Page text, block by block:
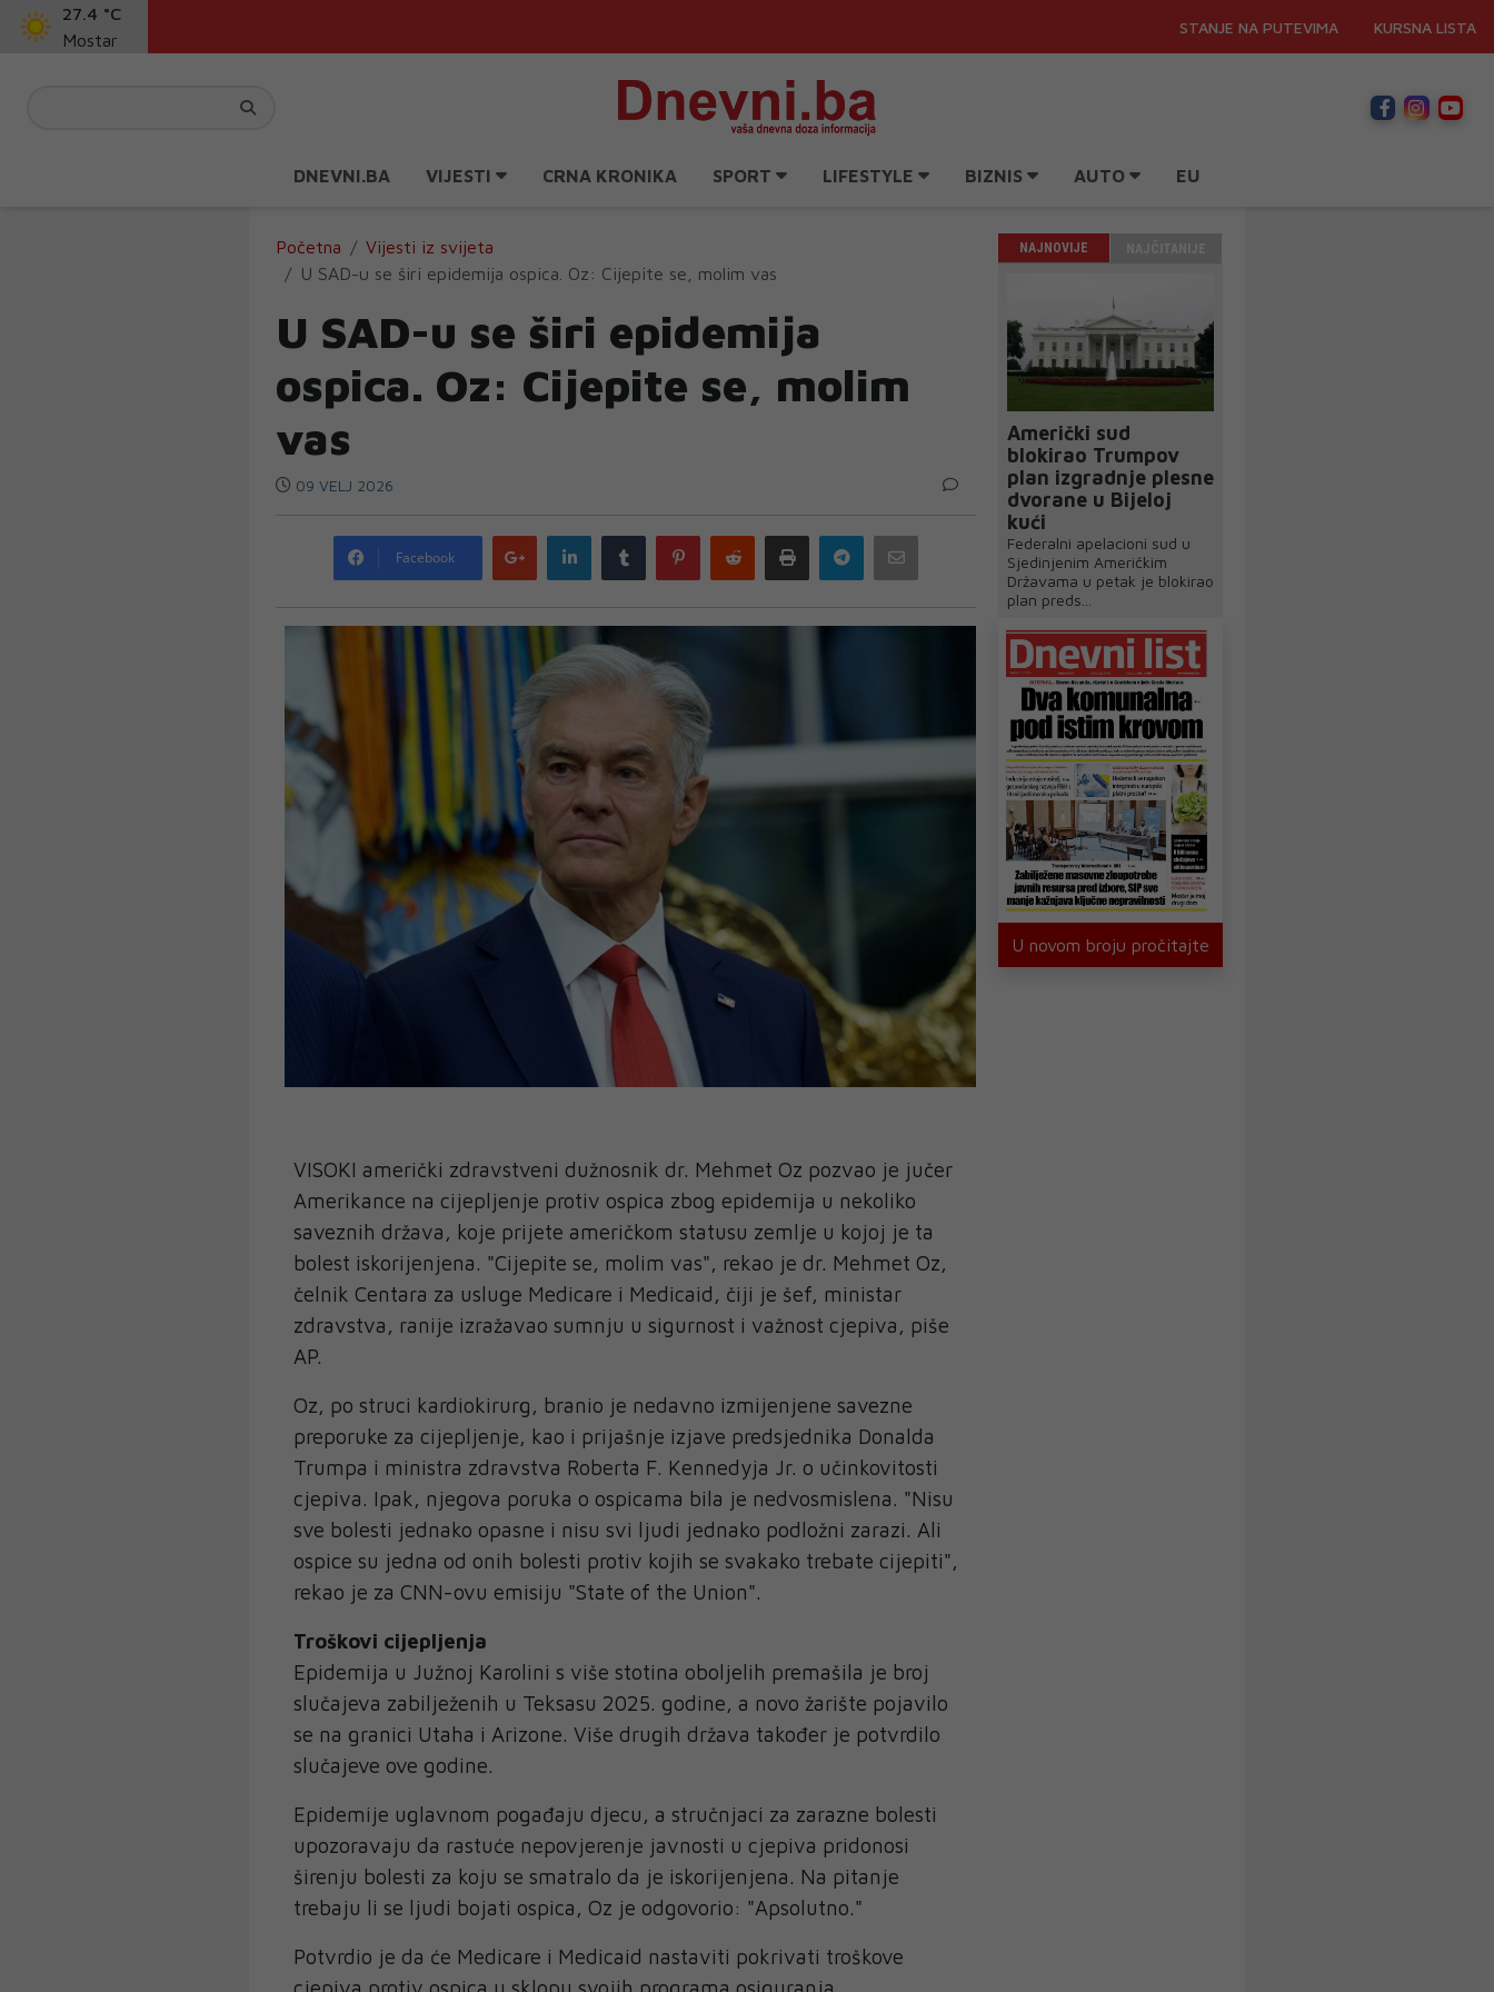
27.4 °C
Mostar
STANJE NA PUTEVIMA KURSNA LISTA
DNEVNI.BA VIJESTI CRNA KRONIKA SPORT LIFESTYLE BIZNIS AUTO EU
Početna
Vijesti iz svijeta
U SAD-u se širi epidemija ospica. Oz: Cijepite se, molim vas
U SAD-u se širi epidemija
ospica. Oz: Cijepite se, molim
vas
09 VELJ 2026
Facebook
Google
plus
LinkedIn Tumblr PinterestReddit Print Telegram
VISOKI američki zdravstveni dužnosnik dr. Mehmet Oz pozvao je jučer
Amerikance na cijepljenje protiv ospica zbog epidemija u nekoliko
saveznih država, koje prijete američkom statusu zemlje u kojoj je ta
bolest iskorijenjena. "Cijepite se, molim vas", rekao je dr. Mehmet Oz,
čelnik Centara za usluge Medicare i Medicaid, čiji je šef, ministar
zdravstva, ranije izražavao sumnju u sigurnost i važnost cjepiva, piše
AP.
Oz, po struci kardiokirurg, branio je nedavno izmijenjene savezne
preporuke za cijepljenje, kao i prijašnje izjave predsjednika Donalda
Trumpa i ministra zdravstva Roberta F. Kennedyja Jr. o učinkovitosti
cjepiva. Ipak, njegova poruka o ospicama bila je nedvosmislena. "Nisu
sve bolesti jednako opasne i nisu svi ljudi jednako podložni zarazi. Ali
ospice su jedna od onih bolesti protiv kojih se svakako trebate cijepiti",
rekao je za CNN-ovu emisiju "State of the Union".
Troškovi cijepljenja
Epidemija u Južnoj Karolini s više stotina oboljelih premašila je broj
slučajeva zabilježenih u Teksasu 2025. godine, a novo žarište pojavilo
se na granici Utaha i Arizone. Više drugih država također je potvrdilo
slučajeve ove godine.
Epidemije uglavnom pogađaju djecu, a stručnjaci za zarazne bolesti
upozoravaju da rastuće nepovjerenje javnosti u cjepiva pridonosi
širenju bolesti za koju se smatralo da je iskorijenjena. Na pitanje
trebaju li se ljudi bojati ospica, Oz je odgovorio: "Apsolutno."
Potvrdio je da će Medicare i Medicaid nastaviti pokrivati troškove
NAJNOVIJE
Američki sud
blokirao Trumpov
plan izgradnje plesne
dvorane u Bijeloj
kući
Federalni apelacioni sud u
Sjedinjenim Američkim
Državama u petak je blokirao
plan preds...
U novom broju pročitajte